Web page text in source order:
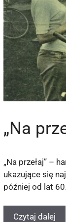
„Na
„Na przełaj” –
ukazujące się
później od lat
Czytaj dalej